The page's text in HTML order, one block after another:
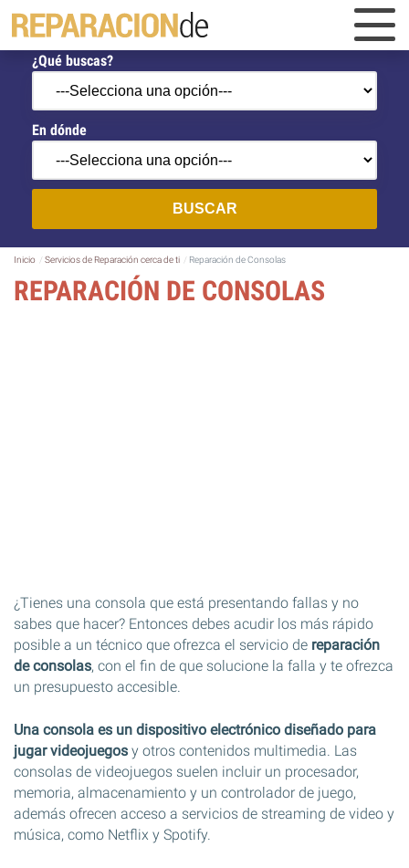
¿Qué buscas?
En dónde
BUSCAR
Inicio Servicios de Reparación cerca de ti Reparación de Consolas
REPARACIÓN DE CONSOLAS
¿Tienes una consola que está presentando fallas y no
sabes que hacer? Entonces debes acudir los más rápido
posible a un técnico que ofrezca el servicio de reparación
de consolas, con el fin de que solucione la falla y te ofrezca
un presupuesto accesible.
Una consola es un dispositivo electrónico diseñado para
jugar videojuegos y otros contenidos multimedia. Las
consolas de videojuegos suelen incluir un procesador,
memoria, almacenamiento y un controlador de juego,
además ofrecen acceso a servicios de streaming de video y
música, como Netflix y Spotify.